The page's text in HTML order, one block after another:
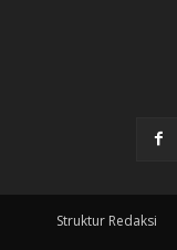
Struktur Redaksi